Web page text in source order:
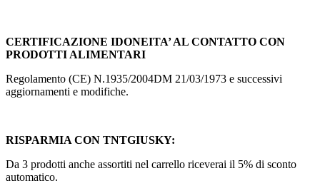
CERTIFICAZIONE IDONEITA’ AL CONTATTO CON
PRODOTTI ALIMENTARI
Regolamento (CE) N.1935/2004DM 21/03/1973 e successivi
aggiornamenti e modifiche.
RISPARMIA CON TNTGIUSKY:
Da 3 prodotti anche assortiti nel carrello riceverai il 5% di sconto
automatico.